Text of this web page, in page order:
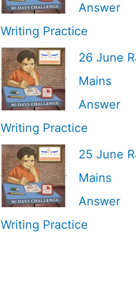
Answer
Writing Practice
26 June
Mains
Answer
Writing Practice
25 June
Mains
Answer
Writing Practice